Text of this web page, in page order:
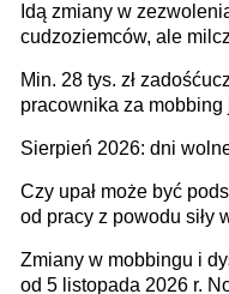
dni od ustania stosunku
Idą zmiany w
cudzoziemców, ale
Min. 28 tys. zł
pracownika za mobbing
zespołu
Sierpień 2026: dni
Czy upał może być
od pracy z powodu siły
Zmiany w mobbingu i
od 5 listopada 2026 r.